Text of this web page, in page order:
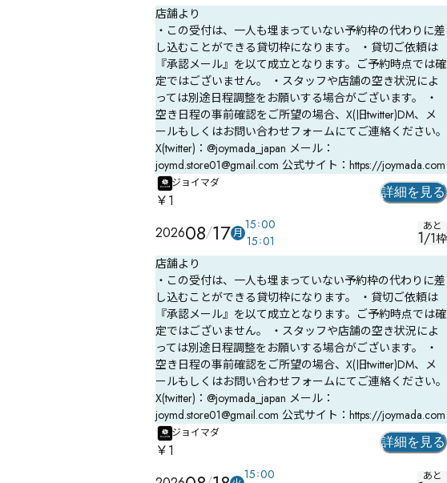
店舗より
・この受付は、一人も埋まっていない予約枠の代わりに差
し込むことができる貸切枠になります。 ・貸切ご依頼は
『承認メール』を以て成立となります。ご予約時点では確
定ではございません。 ・スタッフや店舗の空き状況によ
っては別途日程調整をお願いする場合がございます。 ・
空き日程の事前確認をご所望の場合、X(旧twitter)DM、メ
ールもしくはお問い合わせフォームにてご連絡ください。
X(twitter)：@joymada_japan メール：
joymd.store01@gmail.com 公式サイト：https://joymada.com
ジョイマダ
￥1 詳細を見る
202608 17月
15 00
15 01
あと
1/1枠
店舗より
・この受付は、一人も埋まっていない予約枠の代わりに差
し込むことができる貸切枠になります。 ・貸切ご依頼は
『承認メール』を以て成立となります。ご予約時点では確
定ではございません。 ・スタッフや店舗の空き状況によ
っては別途日程調整をお願いする場合がございます。 ・
空き日程の事前確認をご所望の場合、X(旧twitter)DM、メ
ールもしくはお問い合わせフォームにてご連絡ください。
X(twitter)：@joymada_japan メール：
joymd.store01@gmail.com 公式サイト：https://joymada.com
ジョイマダ
￥1 詳細を見る
15 00
あと